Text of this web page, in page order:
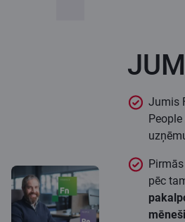
Jumis
pēc